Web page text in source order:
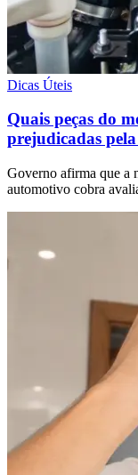
Dicas Úteis
Quais peças do
prejudicadas
Governo afirma que a
automotivo cobra